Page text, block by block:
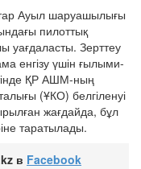
Ауыл шаруашылығы
пилоттық
уағдаласты. Зерттеу
енгізу үшін ғылыми-
ҚР АШМ-ның
(ҰКО) белгіленуі
жағдайда, бұл
таратылады.
в Facebook